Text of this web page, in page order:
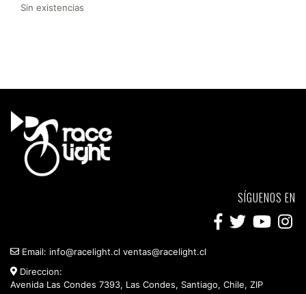
Sin existencias
SÍGUENOS EN
Email: info@racelight.cl ventas@racelight.cl
Direccion:
Avenida Las Condes 7393, Las Condes, Santiago, Chile, ZIP